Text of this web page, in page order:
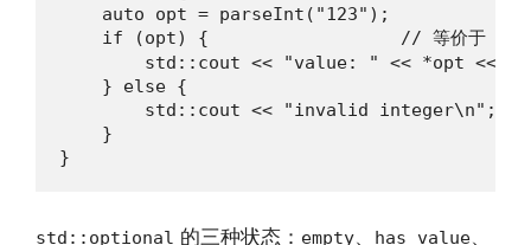
    auto opt = parseInt("123");
if (opt) {                  // 等价于
std::cout << "value: " << *opt <<
    } else {
        std::cout << "invalid integer\n";
    }
}
std::optional 的三种状态： empty、 has_value、